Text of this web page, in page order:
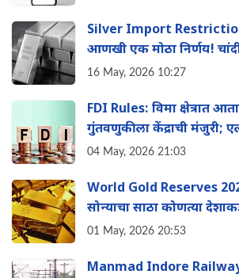
Silver Import
आणखी एक मोठा निर्णय!
मोठी मर्यादा
16 May, 2026 10:27
FDI Rules: विमा क्षेत्रात
गुंतवणुकीला केंद्राची मंजुरी;
वेगळे नियम, पाहा काय बदलले
04 May, 2026 21:03
World Gold Reserves
सोन्याचा साठा कोणत्या
01 May, 2026 20:53
Manmad Indore